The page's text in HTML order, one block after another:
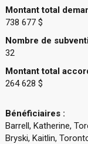
Montant total
738 677 $
Nombre de
32
Montant total
264 628 $
Bénéficiaires :
Barrell, Katherine,
Bryski, Kaitlin,